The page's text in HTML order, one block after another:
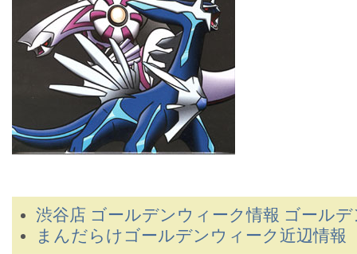
渋谷店 ゴールデンウィーク情報 ゴール
まんだらけゴールデンウィーク近辺情報